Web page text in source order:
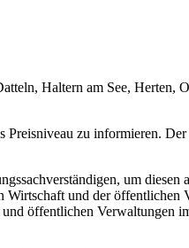
Haltern am See,
zu informieren.
um
und der
öffentlichen Verwaltungen